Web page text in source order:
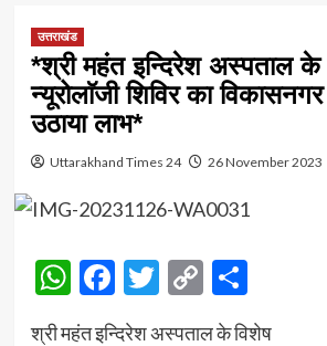
उत्तराखंड
*श्री महंत इन्दिरेश अस्पताल के
न्यूरोलाॅजी शिविर का
उठाया लाभ*
Uttarakhand Times 24 26 November 2023
WhatsApp
Facebook
Twitter
Copy
Link
Share
श्री महंत इन्दिरेश अस्पताल के विशेष